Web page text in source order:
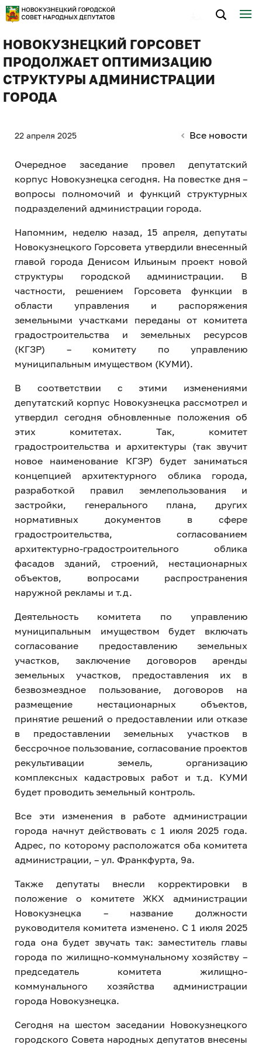
НОВОКУЗНЕЦКИЙ ГОРСОВЕТ
ПРОДОЛЖАЕТ ОПТИМИЗАЦИЮ
СТРУКТУРЫ АДМИНИСТРАЦИИ
ГОРОДА
22 апреля 2025 Все новости
Очередное заседание провел депутатский
корпус Новокузнецка сегодня. На повестке дня –
вопросы полномочий и функций структурных
подразделений администрации города.
Напомним, неделю назад, 15 апреля, депутаты
Новокузнецкого Горсовета утвердили внесенный
главой города Денисом Ильиным проект новой
структуры городской администрации. В
частности, решением Горсовета функции в
области управления и распоряжения
земельными участками переданы от комитета
градостроительства и земельных ресурсов
(КГЗР) – комитету по управлению
муниципальным имуществом (КУМИ).
В соответствии с этими изменениями
депутатский корпус Новокузнецка рассмотрел и
утвердил сегодня обновленные положения об
этих комитетах. Так, комитет
градостроительства и архитектуры (так звучит
новое наименование КГЗР) будет заниматься
концепцией архитектурного облика города,
разработкой правил землепользования и
застройки, генерального плана, других
нормативных документов в сфере
градостроительства, согласованием
архитектурно-градостроительного облика
фасадов зданий, строений, нестационарных
объектов, вопросами распространения
наружной рекламы и т.д.
Деятельность комитета по управлению
муниципальным имуществом будет включать
согласование предоставлению земельных
участков, заключение договоров аренды
земельных участков, предоставления их в
безвозмездное пользование, договоров на
размещение нестационарных объектов,
принятие решений о предоставлении или отказе
в предоставлении земельных участков в
бессрочное пользование, согласование проектов
рекультивации земель, организацию
комплексных кадастровых работ и т.д. КУМИ
будет проводить земельный контроль.
Все эти изменения в работе администрации
города начнут действовать с 1 июля 2025 года.
Адрес, по которому расположатся оба комитета
администрации, – ул. Франкфурта, 9а.
Также депутаты внесли корректировки в
положение о комитете ЖКХ администрации
Новокузнецка – название должности
руководителя комитета изменено. С 1 июля 2025
года она будет звучать так: заместитель главы
города по жилищно-коммунальному хозяйству –
председатель комитета жилищно-
коммунального хозяйства администрации
города Новокузнецка.
Сегодня на шестом заседании Новокузнецкого
городского Совета народных депутатов внесены